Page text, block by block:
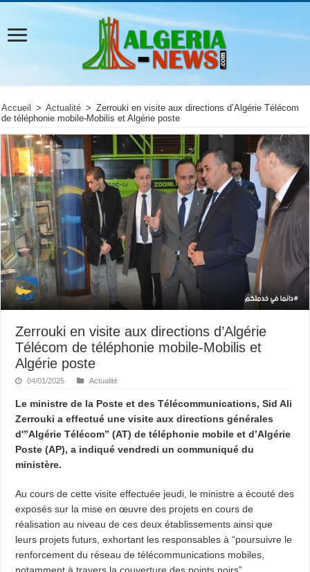
Accueil > Actualité > Zerrouki en visite aux directions d’Algérie Télécom
de téléphonie mobile-Mobilis et Algérie poste
Zerrouki en visite aux directions d’Algérie
Télécom de téléphonie mobile-Mobilis et
Algérie poste
04/01/2025 Actualité
Le ministre de la Poste et des Télécommunications, Sid Ali
Zerrouki a effectué une visite aux directions générales
d'”Algérie Télécom” (AT) de téléphonie mobile et d’Algérie
Poste (AP), a indiqué vendredi un communiqué du
ministère.
Au cours de cette visite effectuée jeudi, le ministre a écouté des
exposés sur la mise en œuvre des projets en cours de
réalisation au niveau de ces deux établissements ainsi que
leurs projets futurs, exhortant les responsables à “poursuivre le
renforcement du réseau de télécommunications mobiles,